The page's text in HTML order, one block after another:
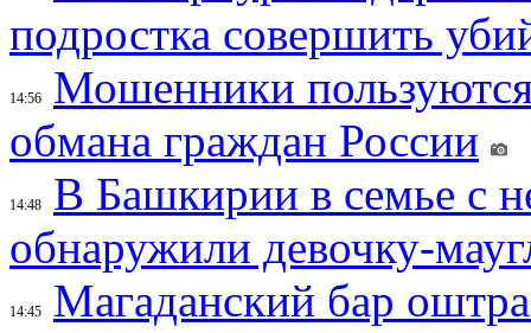
подростка совершить
14:56
Мошенники
обмана граждан России
14:48
В Башкирии в семье с
обнаружили девочку-
14:45
Магаданский бар